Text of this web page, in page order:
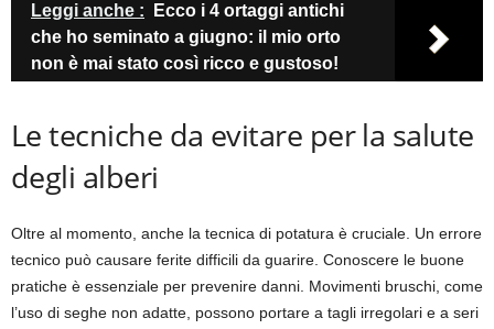
Leggi anche :
Ecco i 4 ortaggi antichi
che ho seminato a giugno: il mio orto
non è mai stato così ricco e gustoso!
Le tecniche da evitare per la salute
degli alberi
Oltre al momento, anche la tecnica di potatura è cruciale. Un errore
tecnico può causare ferite difficili da guarire. Conoscere le buone
pratiche è essenziale per prevenire danni. Movimenti bruschi, come
l’uso di seghe non adatte, possono portare a tagli irregolari e a seri